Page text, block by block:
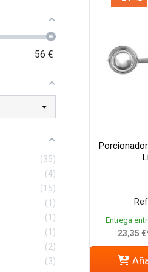
56 €
35
4
15
1
1
1
2
3
Entrega
23,35